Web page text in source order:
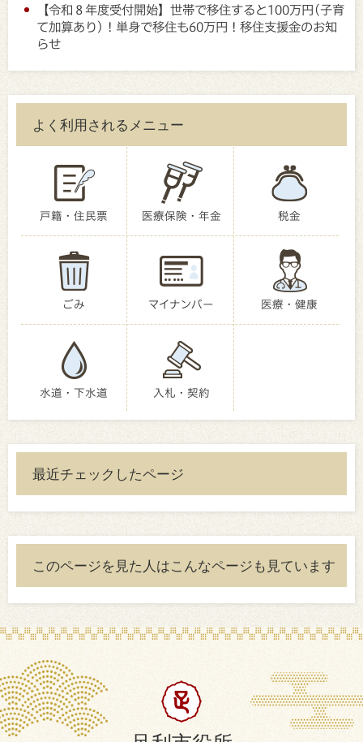
【令和８年度受付開始】世帯で移住すると100万円(子育
て加算あり)！単身で移住も60万円！移住支援金のお知
らせ
よく利用されるメニュー
戸籍・住民票 医療保険・年金 税金
ごみ マイナンバー 医療・健康
水道・下水道 入札・契約
最近チェックしたページ
このページを見た人はこんなページも見ています